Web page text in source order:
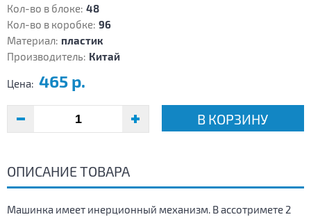
Кол-во в блоке: 48
Кол-во в коробке: 96
Материал: пластик
Производитель: Китай
Цена: 465 р.
В КОРЗИНУ
ОПИСАНИЕ ТОВАРА
Машинка имеет инерционный механизм. В ассотримете 2